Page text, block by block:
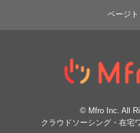
ページ
© Mfro Inc. All
クラウドソーシング・在宅